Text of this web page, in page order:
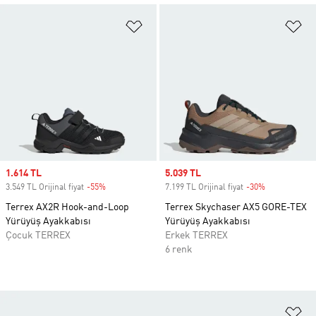
Sale price
1.614 TL
3.549 TL Orijinal fiyat -55%
Terrex AX2R Hook-and-Loop
Yürüyüş Ayakkabısı
Çocuk TERREX
Sale price
5.039 TL
7.199 TL Orijinal fiyat -30%
Terrex Skychaser AX5 GORE-TEX
Yürüyüş Ayakkabısı
Erkek TERREX
6 renk